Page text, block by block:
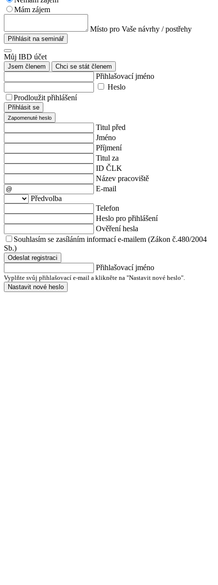
Mám zájem
Místo pro Vaše návrhy / postřehy
Přihlásit na seminář
Můj IBD účet
Jsem členem Chci se stát členem
Přihlašovací jméno
Heslo
Prodloužit přihlášení
Přihlásit se
Zapomenuté heslo
Titul před
Jméno
Příjmení
Titul za
ID ČLK
Název pracoviště
E-mail
Předvolba
Telefon
Heslo pro přihlášení
Ověření hesla
Souhlasím se zasíláním informací e-mailem (Zákon č.480/2004
Sb.)
Odeslat registraci
Přihlašovací jméno
Vyplňte svůj přihlašovací e-mail a klikněte na "Nastavit nové heslo".
Nastavit nové heslo